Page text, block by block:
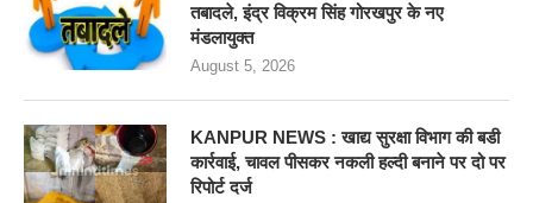
तबादले, इंद्र विक्रम सिंह गोरखपुर के नए
मंडलायुक्त
August 5, 2026
KANPUR NEWS : खाद्य सुरक्षा विभाग की बडी
कार्रवाई, चावल पीसकर नकली हल्दी बनाने पर दो पर
रिपोर्ट दर्ज